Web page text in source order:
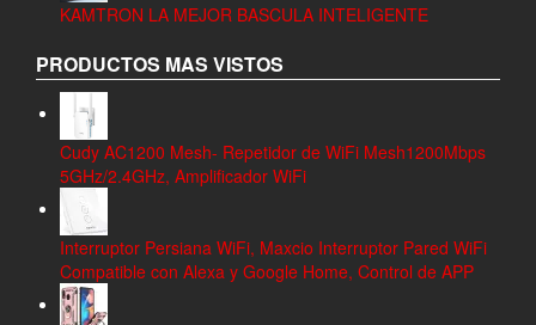
KAMTRON LA MEJOR BASCULA INTELIGENTE
PRODUCTOS MAS VISTOS
Cudy AC1200 Mesh- Repetidor de WiFi Mesh1200Mbps
5GHz/2.4GHz, Amplificador WiFi
Interruptor Persiana WiFi, Maxcio Interruptor Pared WiFi
Compatible con Alexa y Google Home, Control de APP